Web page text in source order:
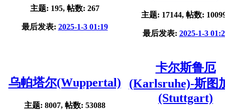
主题: 195, 帖数: 267
最后发表: 2025-1-3 01:19
主题: 17144, 帖数:
最后发表: 2025-1-3
乌帕塔尔(Wuppertal)
主题: 8007, 帖数: 53088
卡尔斯鲁厄
(Karlsruhe)-斯图
(Stuttgart)